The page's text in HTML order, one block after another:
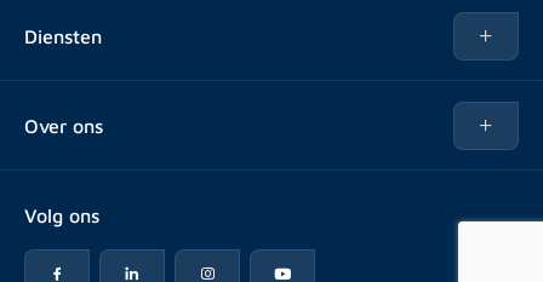
Diensten
Vastgoedbeheer
Over ons
Veelgestelde vragen
Volg ons